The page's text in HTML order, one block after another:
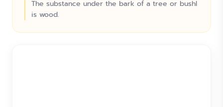
The substance under the bark of a tree or bushl
is wood.